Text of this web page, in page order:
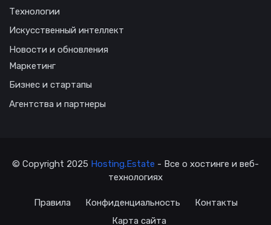
Технологии
Искусственный интеллект
Новости и обновления
Маркетинг
Бизнес и стартапы
Агентства и партнеры
© Copyright 2025 Hosting.Estate - Все о хостинге и веб-
технологиях
Правила Конфиденциальность
Контакты
Карта сайта